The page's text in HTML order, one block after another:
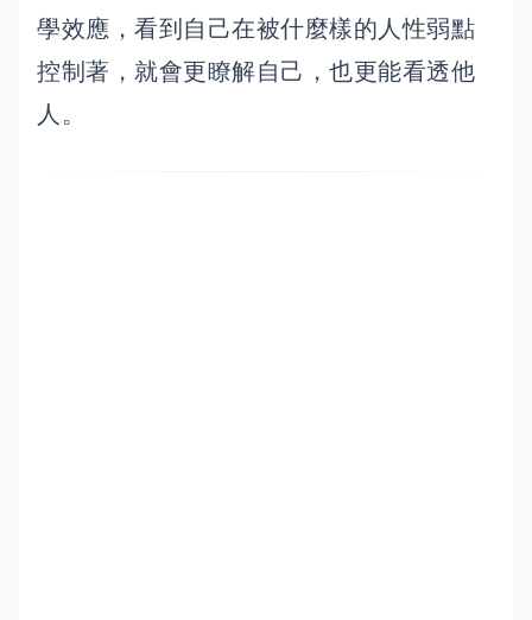
學效應，看到自己在被什麼樣的人性弱點
控制著，就會更瞭解自己，也更能看透他
人。